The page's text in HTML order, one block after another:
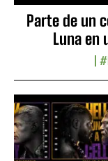
Parte de un
Luna en